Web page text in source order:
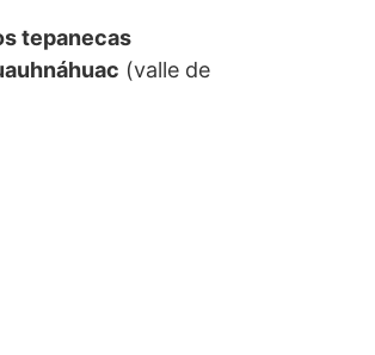
tepanecas
(valle de